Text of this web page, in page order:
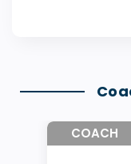
COACH